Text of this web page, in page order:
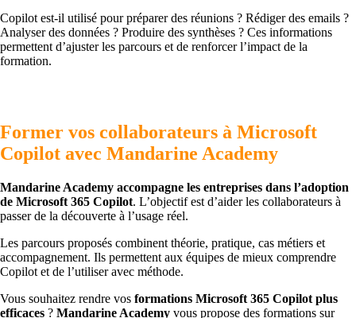
Copilot est-il utilisé pour préparer des réunions ? Rédiger des emails ?
Analyser des données ? Produire des synthèses ? Ces informations
permettent d’ajuster les parcours et de renforcer l’impact de la
formation.
Former vos collaborateurs à Microsoft
Copilot avec Mandarine Academy
Mandarine Academy accompagne les entreprises dans l’adoption
de Microsoft 365 Copilot. L’objectif est d’aider les collaborateurs à
passer de la découverte à l’usage réel.
Les parcours proposés combinent théorie, pratique, cas métiers et
accompagnement. Ils permettent aux équipes de mieux comprendre
Copilot et de l’utiliser avec méthode.
Vous souhaitez rendre vos formations Microsoft 365 Copilot plus
efficaces ? Mandarine Academy vous propose des formations sur